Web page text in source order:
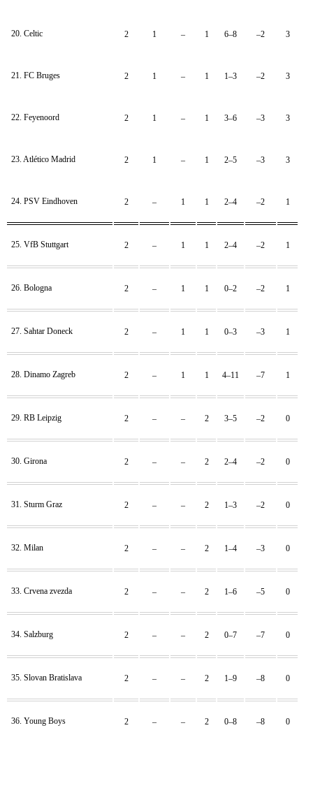
20. Celtic 2 1 – 1 6–8 –2 3
21. FC Bruges 2 1 – 1 1–3 –2 3
22. Feyenoord 2 1 – 1 3–6 –3 3
23. Atlético Madrid 2 1 – 1 2–5 –3 3
24. PSV Eindhoven 2 – 1 1 2–4 –2 1
25. VfB Stuttgart 2 – 1 1 2–4 –2 1
26. Bologna 2 – 1 1 0–2 –2 1
27. Sahtar Doneck 2 – 1 1 0–3 –3 1
28. Dinamo Zagreb 2 – 1 1 4–11 –7 1
29. RB Leipzig 2 – – 2 3–5 –2 0
30. Girona 2 – – 2 2–4 –2 0
31. Sturm Graz 2 – – 2 1–3 –2 0
32. Milan 2 – – 2 1–4 –3 0
33. Crvena zvezda 2 – – 2 1–6 –5 0
34. Salzburg 2 – – 2 0–7 –7 0
35. Slovan Bratislava 2 – – 2 1–9 –8 0
36. Young Boys 2 – – 2 0–8 –8 0